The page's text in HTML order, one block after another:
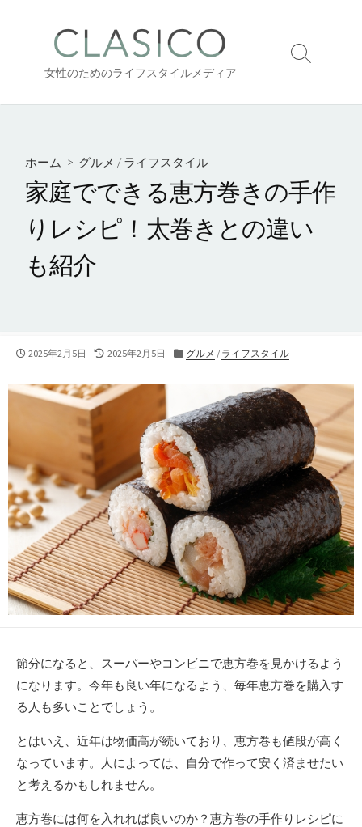
へ
女性のためのライフスタイルメディア
検
り
メ
ー
ホーム > グルメ /ライフスタイル
家庭でできる恵方巻きの手作
りレシピ！太巻きとの違い
も紹介
公
日
2025年2月5日
最
更
新
2025年2月5日
カ
ー
グルメ / ライフスタイル
節分になると、スーパーやコンビニで恵方巻を見かけるよう
になります。今年も良い年になるよう、毎年恵方巻を購入す
る人も多いことでしょう。
とはいえ、近年は物価高が続いており、恵方巻も値段が高く
なっています。人によっては、自分で作って安く済ませたい
と考えるかもしれません。
恵方巻には何を入れれば良いのか？恵方巻の手作りレシピに